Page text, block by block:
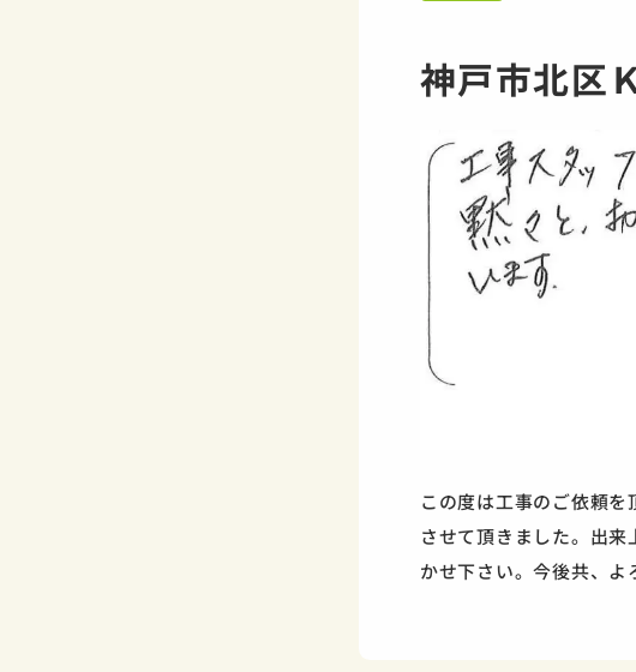
神戸市北区
この度は工事のご依頼
させて頂きました。出
かせ下さい。今後共、よ